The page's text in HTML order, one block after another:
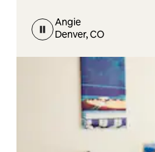
Angie
Denver, CO